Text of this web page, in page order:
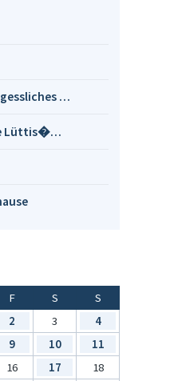
…
Lüttis�…
F S
S
2 3
4
9 10
11
16 17
18